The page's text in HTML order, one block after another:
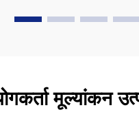
मूल्यांकन